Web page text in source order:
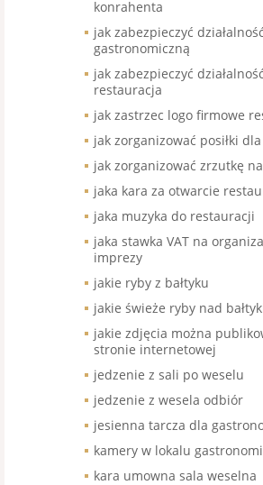
konrahenta
jak zabezpieczyć działalność
gastronomiczną
jak zabezpieczyć działalność
restauracja
jak zastrzec logo firmowe
jak zorganizować posiłki
jak zorganizować zrzutkę
jaka kara za otwarcie
jaka muzyka do restauracji
jaka stawka VAT na
imprezy
jakie ryby z bałtyku
jakie świeże ryby nad
jakie zdjęcia można
stronie internetowej
jedzenie z sali po weselu
jedzenie z wesela odbiór
jesienna tarcza dla
kamery w lokalu
kara umowna sala weselna